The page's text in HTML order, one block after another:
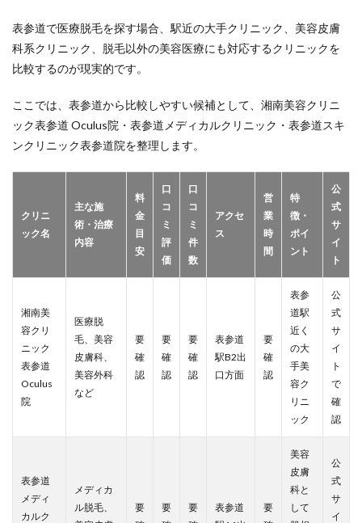
表参道で医療脱毛を探す場合、駅近の大手クリニック、美容皮膚
科系クリニック、脱毛以外の美容医療にも対応するクリニックを
比較するのが現実的です。
ここでは、表参道から比較しやすい候補として、湘南美容クリニ
ック表参道 Oculus院・表参道メディカルクリニック・表参道スキ
ンクリニック表参道院を整理します。
クリニ
ック名
主な施
術・治療
内容
料
金
目
安
口
コ
ミ
評
価
口
コ
ミ
件
数
アクセ
ス
営
業
時
間
特
徴・
ポイ
ント
公
式
サ
イ
ト
湘南美
容クリ
ニック
表参道
Oculus
院
医療脱
毛、美容
皮膚科、
美容外科
など
要
確
認
要
確
認
要
確
認
表参道
駅B2出
口方面
要
確
認
表参
道駅
近く
の大
手美
容ク
リニ
ック
公
式
サ
イ
ト
で
確
認
表参道
メディ
カルク
メディカ
ル脱毛、
要
要
要
表参道
要
美容
皮膚
科と
して
公
式
サ
イ